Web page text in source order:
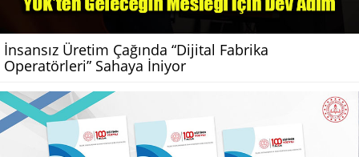
İnsansız Üretim Çağında “Dijital Fabrika
Operatörleri” Sahaya İniyor